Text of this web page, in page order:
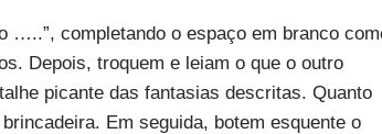
…..”, completando o espaço em branco
Depois, troquem e leiam o que o outro
picante das fantasias descritas. Quanto
Em seguida, botem esquente o